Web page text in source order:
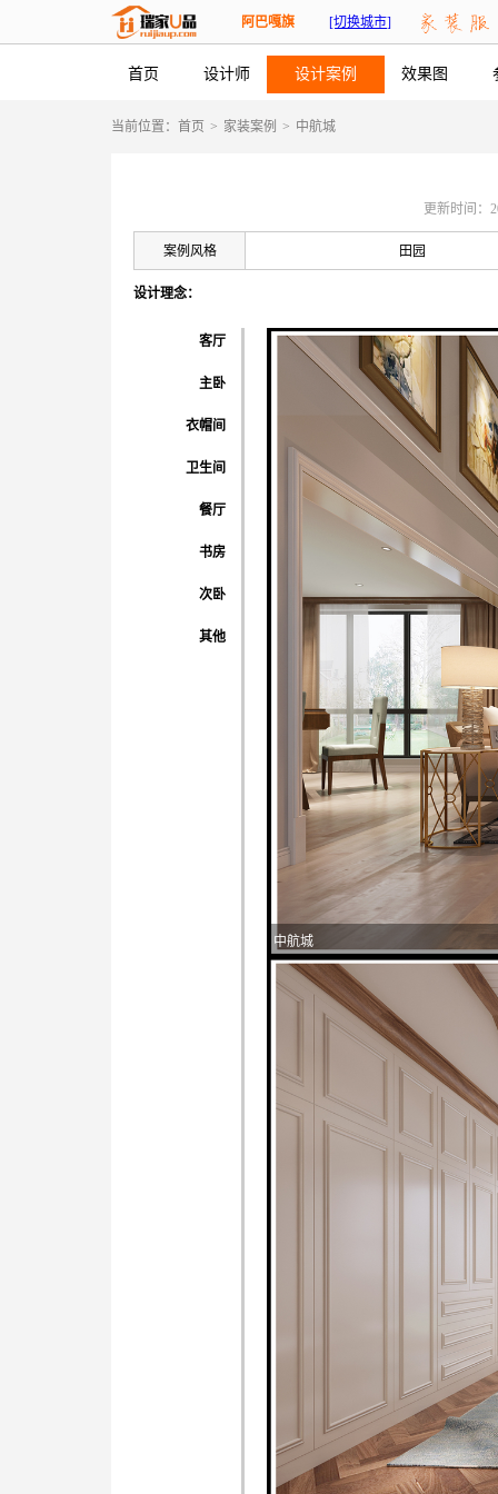
阿巴嘎旗 [切换城市]
首页 设计师 设计案例 效果图
当前位置： 首页 > 家装案例 > 中航城
更新时间：
案例风格 田园
设计理念：
客厅
主卧
衣帽间
卫生间
餐厅
书房
次卧
其他
中航城